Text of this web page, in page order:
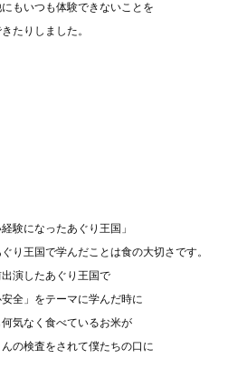
もいつも体験できないことを
たりしました。
経験になったあぐり王国」
り王国で学んだことは食の大切さです。
出演したあぐり王国で
安全」をテーマに学んだ時に
何気なく食べているお米が
の検査をされて僕たちの口に